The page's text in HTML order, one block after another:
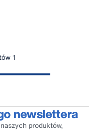
1
newslettera
produktów,